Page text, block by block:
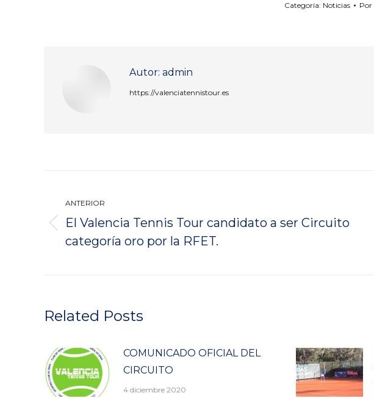
Categoría: Noticias Por
Autor: admin
https://valenciatennistour.es
entre
publicaciones
ANTERIOR
Publicación
anterior:
El Valencia Tennis Tour candidato a ser Circuito
categoría oro por la RFET.
Related Posts
COMUNICADO OFICIAL DEL
CIRCUITO
4 diciembre 2020